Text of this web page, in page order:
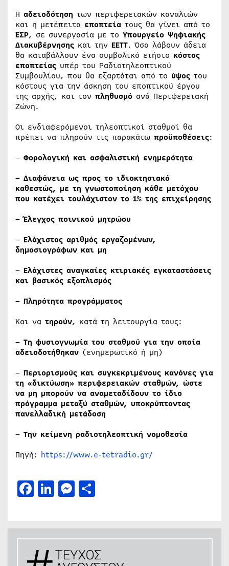
Η αδειοδότηση των περιφερειακών καναλιών
και η μετέπειτα εποπτεία τους θα γίνει από το
ΕΣΡ, σε συνεργασία με το Υπουργείο Ψηφιακής
Διακυβέρνησης και την ΕΕΤΤ. Όσα λάβουν άδεια
θα καταβάλλουν ένα συμβολικό ετήσιο κόστος
εποπτείας υπέρ του Ραδιοτηλεοπτικού
Συμβουλίου, που θα εξαρτάται από το ύψος του
κόστους για την άσκηση του εποπτικού έργου
της αρχής, και τον πληθυσμό ανά Περιφερειακή
Ζώνη.
Οι ενδιαφερόμενοι τηλεοπτικοί σταθμοί θα
πρέπει να πληρούν τις παρακάτω προϋποθέσεις:
– Φορολογική και ασφαλιστική ενημερότητα
– Διαφάνεια ως προς το ιδιοκτησιακό
καθεστώς, με τη γνωστοποίηση κάθε μετόχου
που κατέχει τουλάχιστον το 1% της επιχείρησης
–Έλεγχος ποινικού μητρώου
– Ελάχιστος αριθμός εργαζομένων,
δημοσιογράφων και μη
– Ελάχιστες αναγκαίες κτιριακές εγκαταστάσεις
και βασικός εξοπλισμός
– Πληρότητα προγράμματος
Και να τηρούν, κατά τη λειτουργία τους:
– Τη φυσιογνωμία του σταθμού για την οποία
αδειοδοτήθηκαν (ενημερωτικό ή μη)
– Περιορισμούς και συγκεκριμένους κανόνες για
τη «δικτύωση» περιφερειακών σταθμών, ώστε
να μη μπορούν να αναμεταδίδουν το ίδιο
πρόγραμμα μεταξύ σταθμών, υποκρύπτοντας
πανελλαδική μετάδοση
– Την κείμενη ραδιοτηλεοπτική νομοθεσία
Πηγή: https://www.e-tetradio.gr/
Facebook
LinkedIn
Messenger